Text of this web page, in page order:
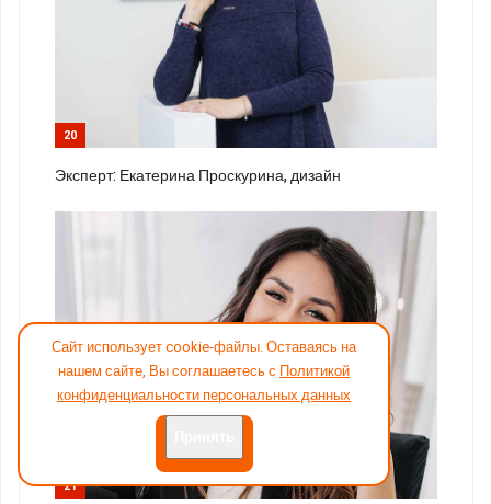
20
Эксперт: Екатерина Проскурина, дизайн
21
Сайт использует cookie-файлы. Оставаясь на
нашем сайте, Вы соглашаетесь с Политикой
конфиденциальности персональных данных